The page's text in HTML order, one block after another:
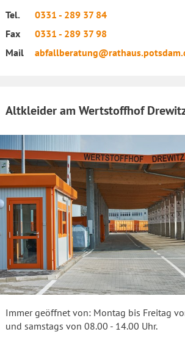
Tel.
0331 - 289 37 84
Fax
0331 - 289 37 98
Mail
Altkleider am Wertstoffhof
Immer geöffnet von: Montag bis Freitag
und samstags von 08.00 - 14.00 Uhr.